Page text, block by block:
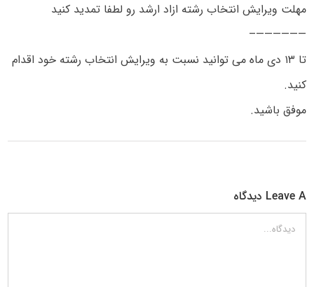
مهلت ویرایش انتخاب رشته ازاد ارشد رو لطفا تمدید کنید
——————–
تا ۱۳ دی ماه می توانید نسبت به ویرایش انتخاب رشته خود اقدام
کنید.
موفق باشید.
Leave A دیدگاه
دیدگاه